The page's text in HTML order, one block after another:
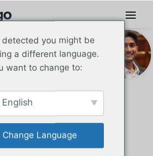
Lalani
detected you might be
a different language.
want to change to:
English
Change Language